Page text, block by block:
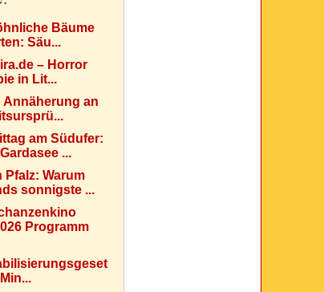
Bäume
Säu...
– Horror
in Lit...
Annäherung an
am Südufer:
...
Pfalz: Warum
sonnigste ...
Programm